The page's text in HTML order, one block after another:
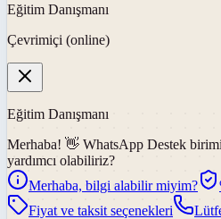
Eğitim Danışmanı
Çevrimiçi (online)
Eğitim Danışmanı
Merhaba! 👋 WhatsApp Destek
yardımcı olabiliriz?
Merhaba, bilgi alabilir miyim?
Fiyat ve taksit seçenekleri